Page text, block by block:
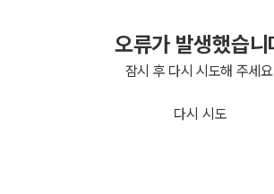
오류가 발생했습니
잠시 후 다시 시도해 주세
다시 시도